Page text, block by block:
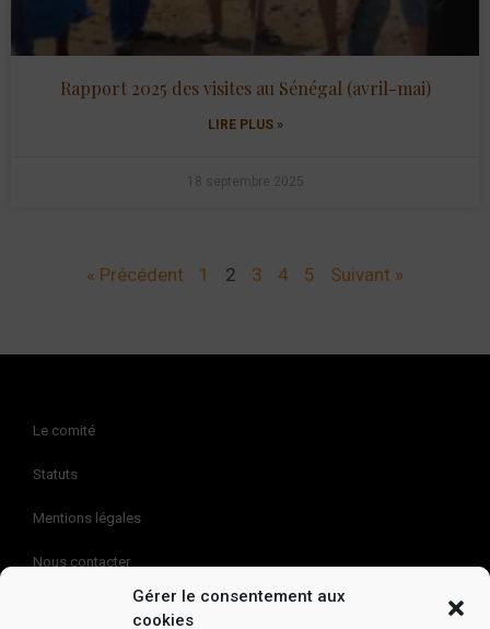
Gérer le consentement aux
cookies
Rapport 2025 des visites au Sénégal (avril-mai)
LIRE PLUS »
18 septembre 2025
« Précédent 1 2 3 4 5 Suivant »
Le comité
Statuts
Mentions légales
Nous contacter
Politique de cookies (EU)